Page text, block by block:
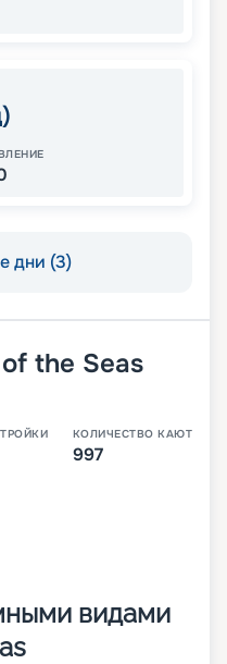
дни (3)
the Seas
КОЛИЧЕСТВО КАЮТ
997
видами